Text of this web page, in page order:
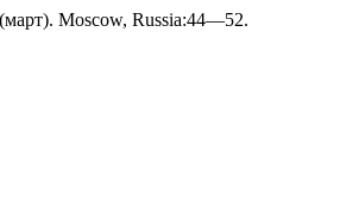
Moscow, Russia:44—52.